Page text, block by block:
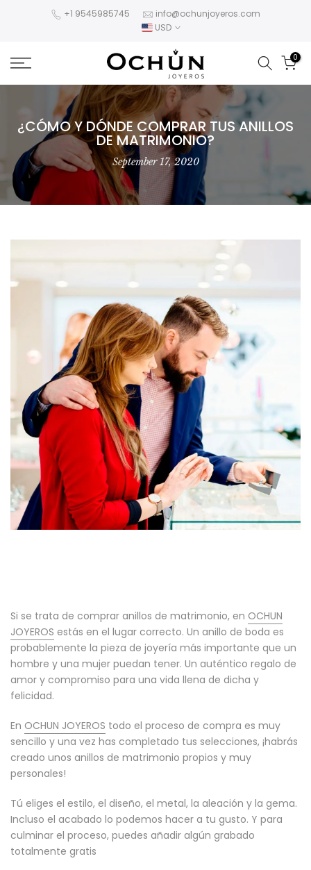
+1 9545985745
info@ochunjoyeros.com
USD
0
¿CÓMO Y DÓNDE COMPRAR TUS ANILLOS
DE MATRIMONIO?
September 17, 2020
Si se trata de comprar anillos de matrimonio, en OCHUN
JOYEROS estás en el lugar correcto. Un anillo de boda es
probablemente la pieza de joyería más importante que un
hombre y una mujer puedan tener. Un auténtico regalo de
amor y compromiso para una vida llena de dicha y
felicidad.
En OCHUN JOYEROS todo el proceso de compra es muy
sencillo y una vez has completado tus selecciones, ¡habrás
creado unos anillos de matrimonio propios y muy
personales!
Tú eliges el estilo, el diseño, el metal, la aleación y la gema.
Incluso el acabado lo podemos hacer a tu gusto. Y para
culminar el proceso, puedes añadir algún grabado
totalmente gratis